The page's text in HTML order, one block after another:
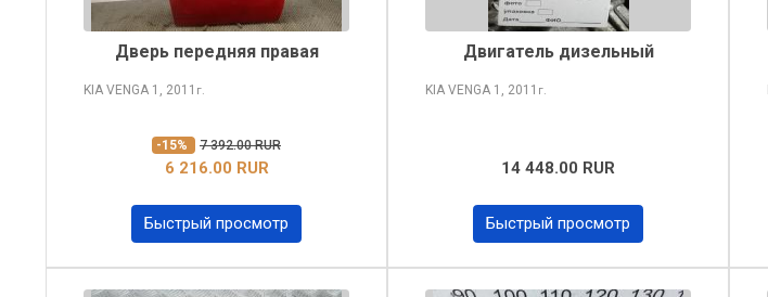
Дверь передняя правая
KIA VENGA 1, 2011 г.
-15% 7 392.00 RUR
6 216.00 RUR
Быстрый просмотр
Двигатель дизельный
KIA VENGA 1, 2011 г.
14 448.00 RUR
Быстрый просмотр